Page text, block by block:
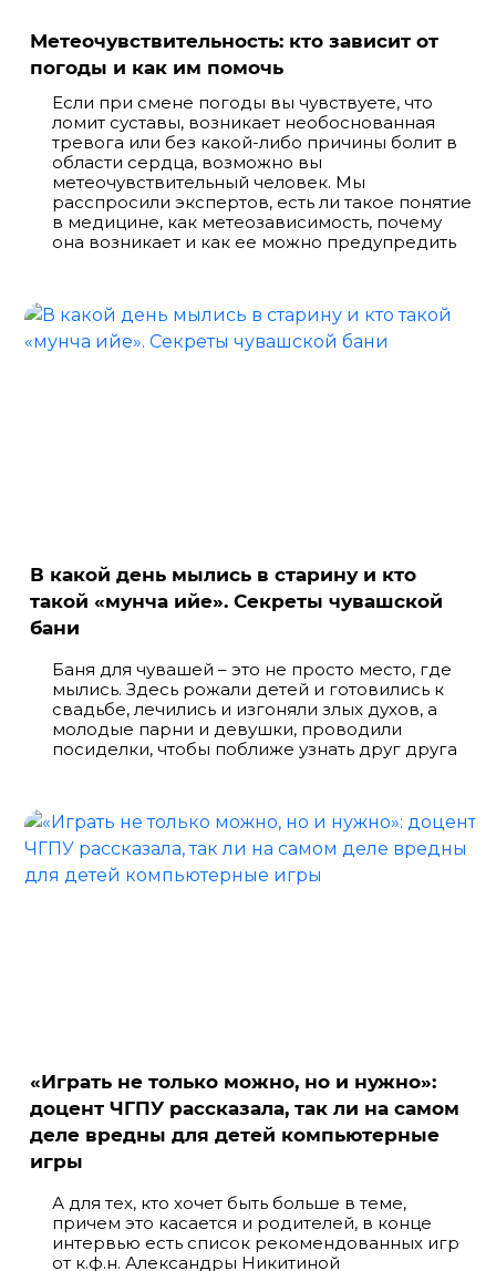
Метеочувствительность: кто зависит от
погоды и как им помочь
Если при смене погоды вы чувствуете, что
ломит суставы, возникает необоснованная
тревога или без какой-либо причины болит в
области сердца, возможно вы
метеочувствительный человек. Мы
расспросили экспертов, есть ли такое понятие
в медицине, как метеозависимость, почему
она возникает и как ее можно предупредить
В какой день мылись в старину и кто
такой «мунча ийе». Секреты чувашской
бани
Баня для чувашей – это не просто место, где
мылись. Здесь рожали детей и готовились к
свадьбе, лечились и изгоняли злых духов, а
молодые парни и девушки, проводили
посиделки, чтобы поближе узнать друг друга
«Играть не только можно, но и нужно»:
доцент ЧГПУ рассказала, так ли на самом
деле вредны для детей компьютерные
игры
А для тех, кто хочет быть больше в теме,
причем это касается и родителей, в конце
интервью есть список рекомендованных игр
от к.ф.н. Александры Никитиной